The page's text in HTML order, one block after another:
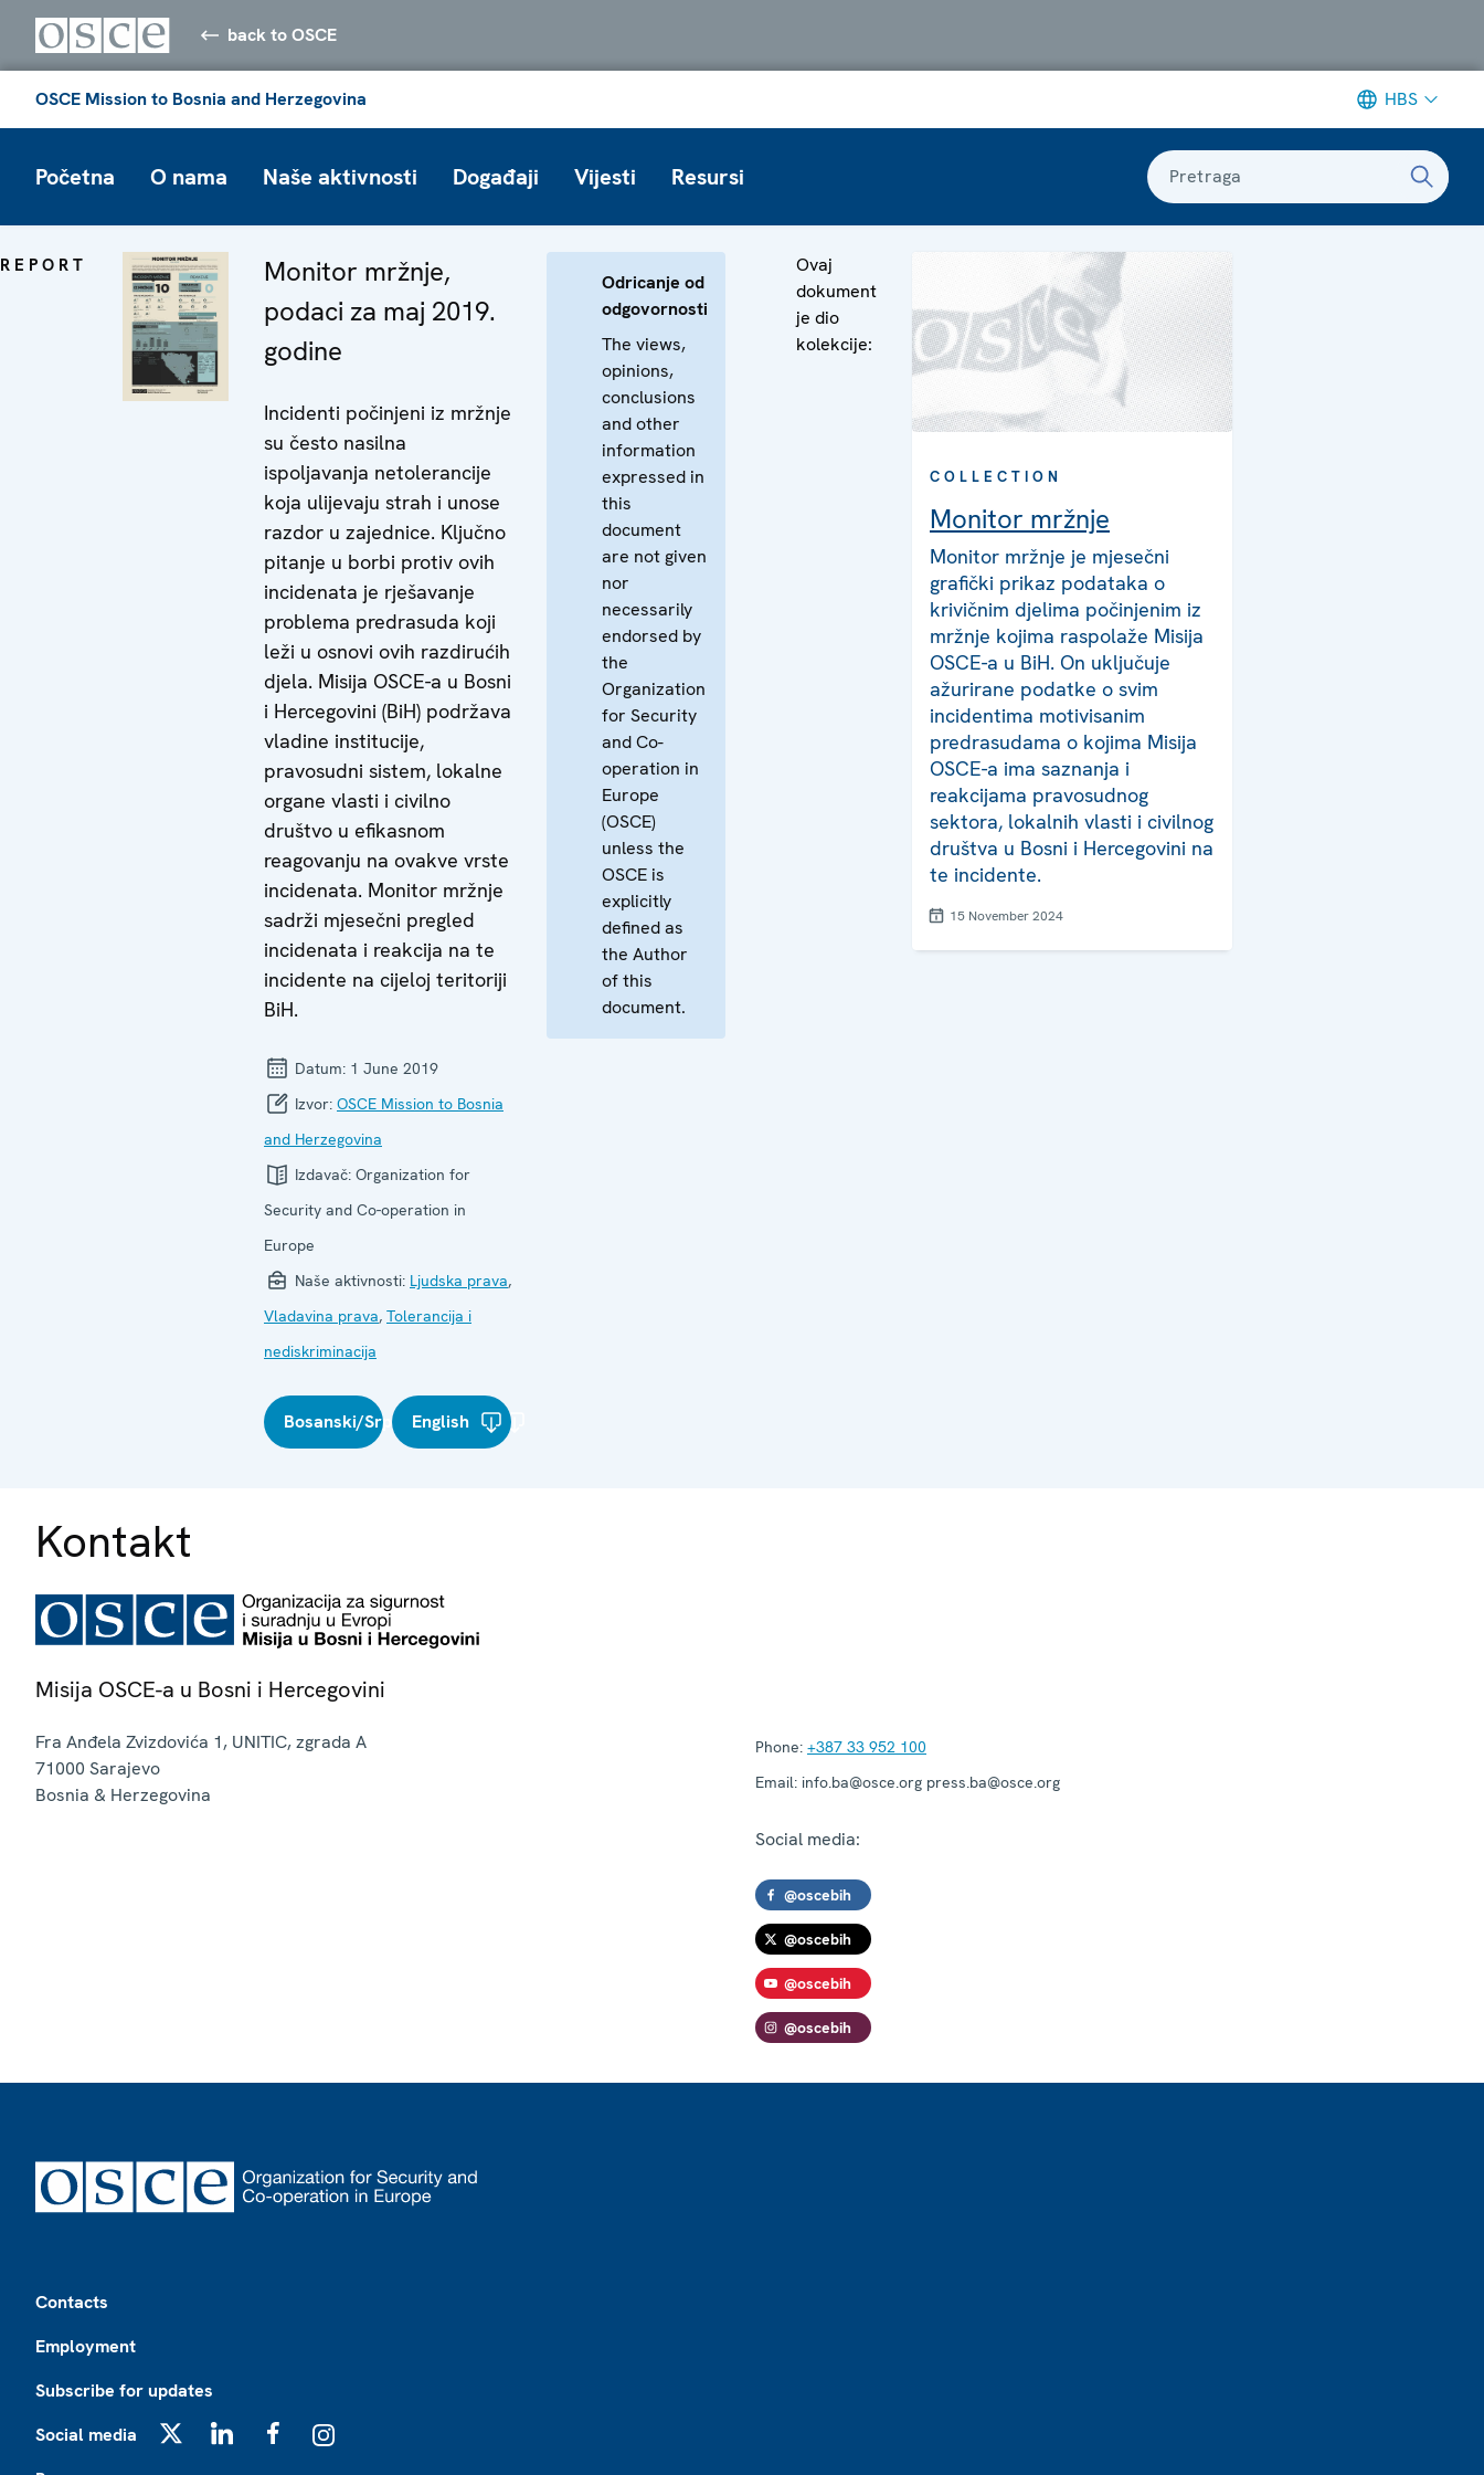
back to OSCE
OSCE Mission to Bosnia and Herzegovina HBS
Početna O nama Naše aktivnosti Događaji Vijesti Resursi Pretraga
REPORT
Monitor mržnje,
podaci za maj 2019.
godine
Incidenti počinjeni iz mržnje
su često nasilna
ispoljavanja netolerancije
koja ulijevaju strah i unose
razdor u zajednice. Ključno
pitanje u borbi protiv ovih
incidenata je rješavanje
problema predrasuda koji
leži u osnovi ovih razdirućih
djela. Misija OSCE-a u Bosni
i Hercegovini (BiH) podržava
vladine institucije,
pravosudni sistem, lokalne
organe vlasti i civilno
društvo u efikasnom
reagovanju na ovakve vrste
incidenata. Monitor mržnje
sadrži mjesečni pregled
incidenata i reakcija na te
incidente na cijeloj teritoriji
BiH.
Datum: 1 June 2019
Izvor: OSCE Mission to Bosnia
and Herzegovina
Izdavač: Organization for
Security and Co-operation in
Europe
Naše aktivnosti: Ljudska prava,
Vladavina prava, Tolerancija i
nediskriminacija
Bosanski/Srpski/Hrvatski
English
Odricanje od
odgovornosti
The views,
opinions,
conclusions
and other
information
expressed in
this
document
are not given
nor
necessarily
endorsed by
the
Organization
for Security
and Co-
operation in
Europe
(OSCE)
unless the
OSCE is
explicitly
defined as
the Author
of this
document.
Ovaj
dokument
je dio
kolekcije:
COLLECTION
Monitor mržnje
Monitor mržnje je mjesečni
grafički prikaz podataka o
krivičnim djelima počinjenim iz
mržnje kojima raspolaže Misija
OSCE-a u BiH. On uključuje
ažurirane podatke o svim
incidentima motivisanim
predrasudama o kojima Misija
OSCE-a ima saznanja i
reakcijama pravosudnog
sektora, lokalnih vlasti i civilnog
društva u Bosni i Hercegovini na
te incidente.
15 November 2024
Kontakt
Misija OSCE-a u Bosni i Hercegovini
Fra Anđela Zvizdovića 1, UNITIC, zgrada A
71000 Sarajevo
Bosnia & Herzegovina
Phone: +387 33 952 100
Email: info.ba@osce.org press.ba@osce.org
Social media:
@oscebih
@oscebih
@oscebih
@oscebih
Contacts
Employment
Subscribe for updates
Social media